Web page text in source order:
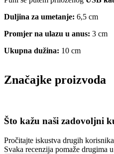
Duljina za umetanje: 6,5 cm
Promjer na ulazu u anus: 3 cm
Ukupna dužina: 10 cm
Značajke proizvoda
Što kažu naši zadovoljni
Pročitajte iskustva drugih
Svaka recenzija pomaže drugima